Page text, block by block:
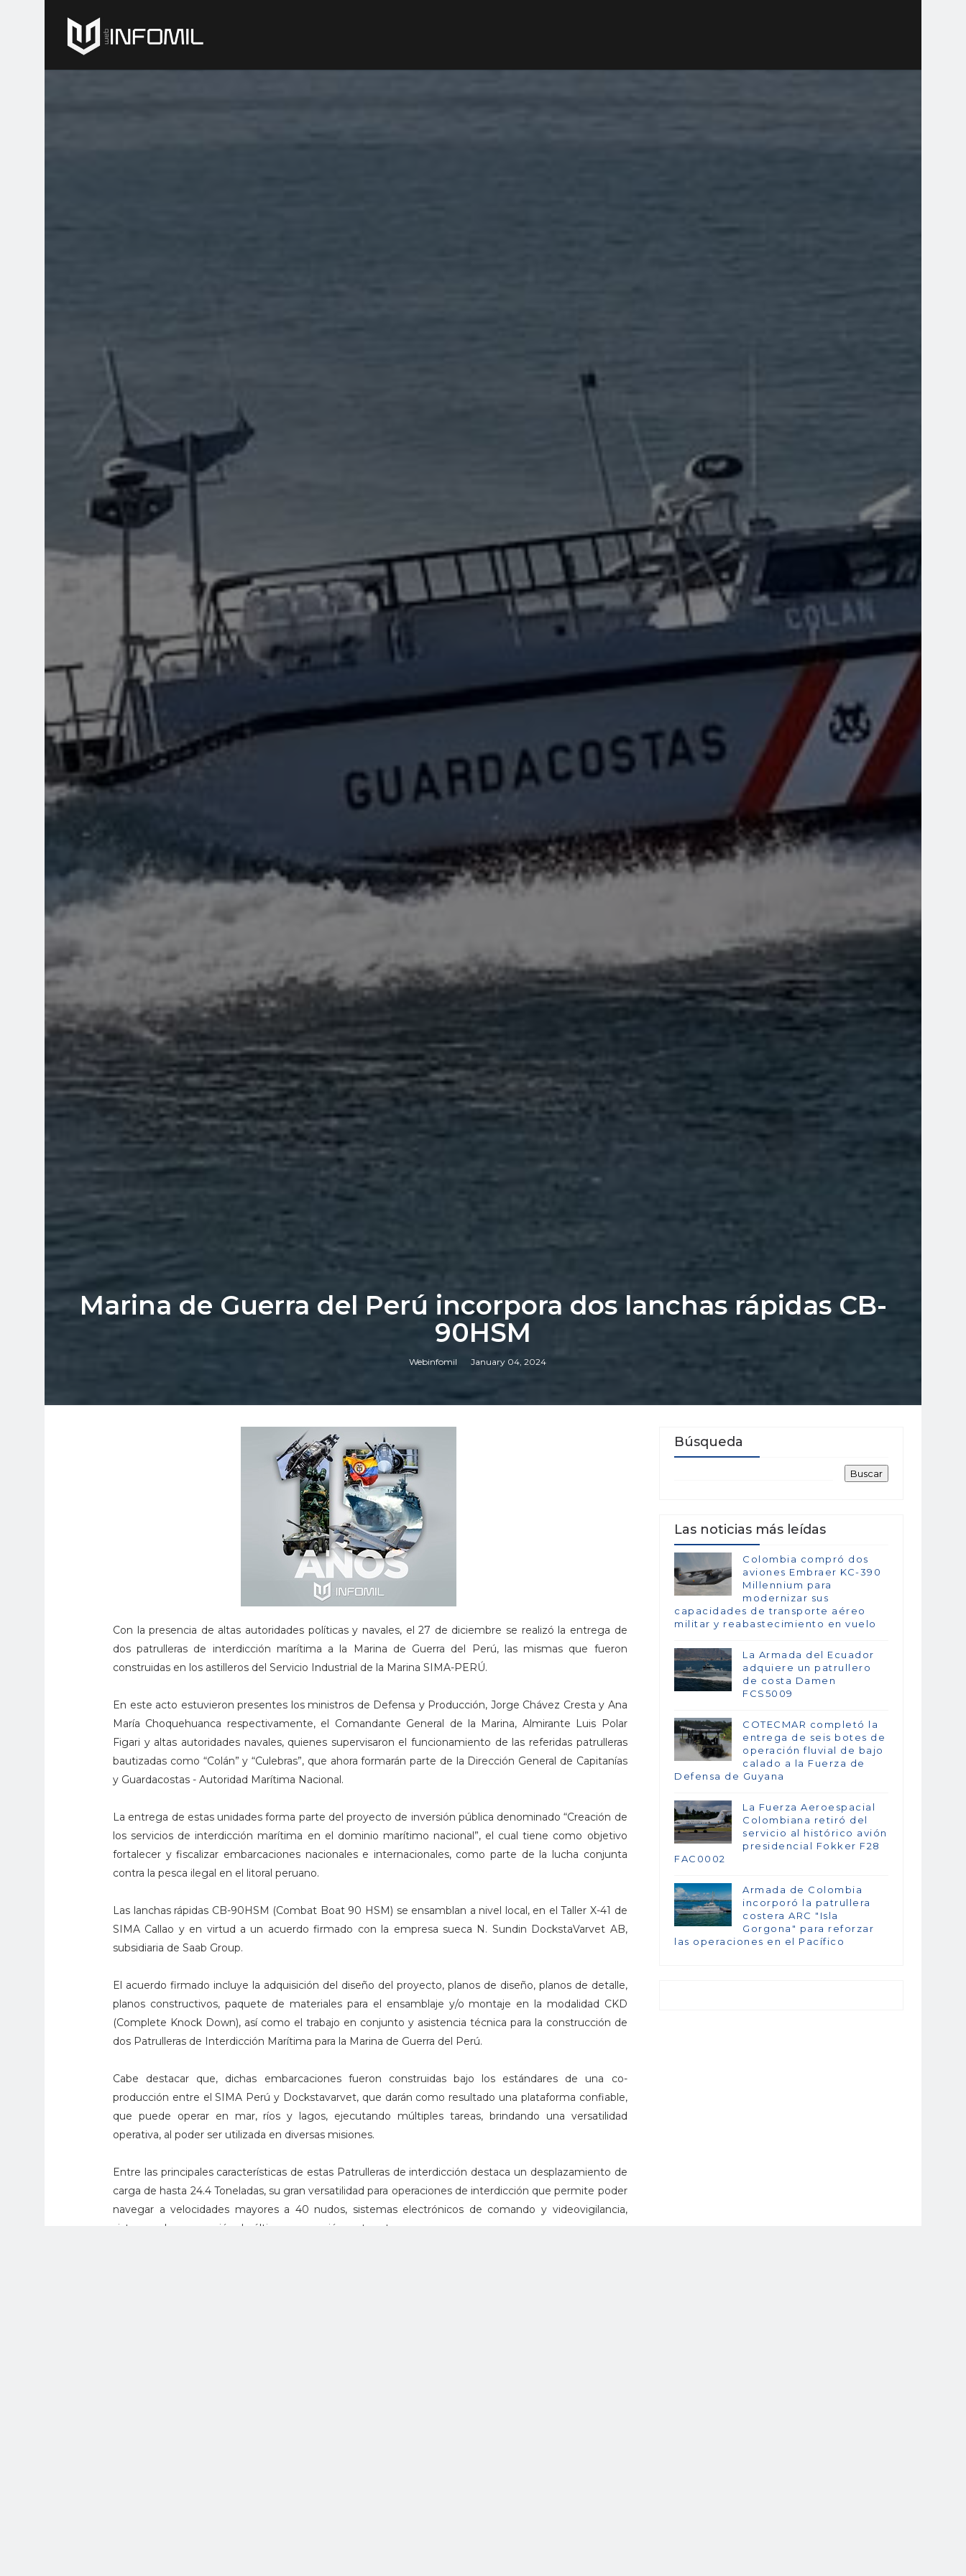
Marina de Guerra del Perú incorpora dos lanchas rápidas CB-
90HSM
Webinfomil January 04, 2024
Con la presencia de altas autoridades políticas y navales, el 27 de diciembre se realizó la entrega de
dos patrulleras de interdicción marítima a la Marina de Guerra del Perú, las mismas que fueron
construidas en los astilleros del Servicio Industrial de la Marina SIMA-PERÚ.
En este acto estuvieron presentes los ministros de Defensa y Producción, Jorge Chávez Cresta y Ana
María Choquehuanca respectivamente, el Comandante General de la Marina, Almirante Luis Polar
Figari y altas autoridades navales, quienes supervisaron el funcionamiento de las referidas patrulleras
bautizadas como “Colán” y “Culebras”, que ahora formarán parte de la Dirección General de Capitanías
y Guardacostas - Autoridad Marítima Nacional.
La entrega de estas unidades forma parte del proyecto de inversión pública denominado “Creación de
los servicios de interdicción marítima en el dominio marítimo nacional”, el cual tiene como objetivo
fortalecer y fiscalizar embarcaciones nacionales e internacionales, como parte de la lucha conjunta
contra la pesca ilegal en el litoral peruano.
Las lanchas rápidas CB-90HSM (Combat Boat 90 HSM) se ensamblan a nivel local, en el Taller X-41 de
SIMA Callao y en virtud a un acuerdo firmado con la empresa sueca N. Sundin DockstaVarvet AB,
subsidiaria de Saab Group.
El acuerdo firmado incluye la adquisición del diseño del proyecto, planos de diseño, planos de detalle,
planos constructivos, paquete de materiales para el ensamblaje y/o montaje en la modalidad CKD
(Complete Knock Down), así como el trabajo en conjunto y asistencia técnica para la construcción de
dos Patrulleras de Interdicción Marítima para la Marina de Guerra del Perú.
Cabe destacar que, dichas embarcaciones fueron construidas bajo los estándares de una co-
producción entre el SIMA Perú y Dockstavarvet, que darán como resultado una plataforma confiable,
que puede operar en mar, ríos y lagos, ejecutando múltiples tareas, brindando una versatilidad
operativa, al poder ser utilizada en diversas misiones.
Entre las principales características de estas Patrulleras de interdicción destaca un desplazamiento de
carga de hasta 24.4 Toneladas, su gran versatilidad para operaciones de interdicción que permite poder
navegar a velocidades mayores a 40 nudos, sistemas electrónicos de comando y videovigilancia,
sistemas de navegación de última generación, entre otros.
Búsqueda
Las noticias más leídas
Colombia compró dos
aviones Embraer KC-390
Millennium para
modernizar sus
capacidades de transporte aéreo
militar y reabastecimiento en vuelo
La Armada del Ecuador
adquiere un patrullero
de costa Damen
FCS5009
COTECMAR completó la
entrega de seis botes de
operación fluvial de bajo
calado a la Fuerza de
Defensa de Guyana
La Fuerza Aeroespacial
Colombiana retiró del
servicio al histórico avión
presidencial Fokker F28
FAC0002
Armada de Colombia
incorporó la patrullera
costera ARC "Isla
Gorgona" para reforzar
las operaciones en el Pacífico